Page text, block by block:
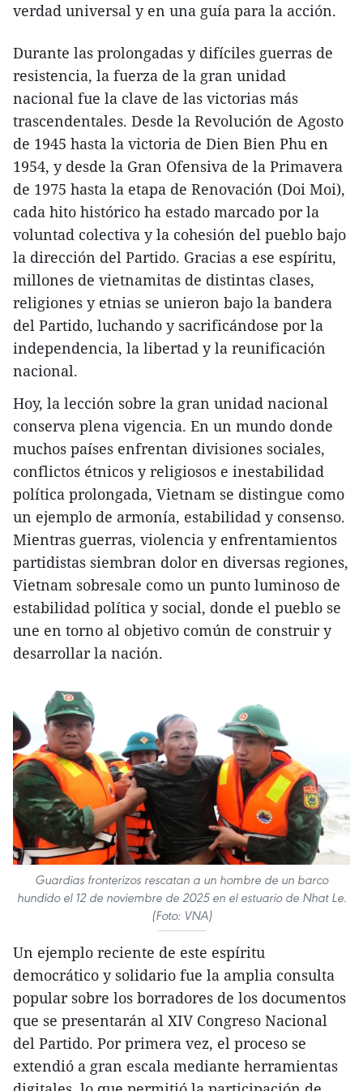
verdad universal y en una guía para la acción.
Durante las prolongadas y difíciles guerras de
resistencia, la fuerza de la gran unidad
nacional fue la clave de las victorias más
trascendentales. Desde la Revolución de Agosto
de 1945 hasta la victoria de Dien Bien Phu en
1954, y desde la Gran Ofensiva de la Primavera
de 1975 hasta la etapa de Renovación (Doi Moi),
cada hito histórico ha estado marcado por la
voluntad colectiva y la cohesión del pueblo bajo
la dirección del Partido. Gracias a ese espíritu,
millones de vietnamitas de distintas clases,
religiones y etnias se unieron bajo la bandera
del Partido, luchando y sacrificándose por la
independencia, la libertad y la reunificación
nacional.
Hoy, la lección sobre la gran unidad nacional
conserva plena vigencia. En un mundo donde
muchos países enfrentan divisiones sociales,
conflictos étnicos y religiosos e inestabilidad
política prolongada, Vietnam se distingue como
un ejemplo de armonía, estabilidad y consenso.
Mientras guerras, violencia y enfrentamientos
partidistas siembran dolor en diversas regiones,
Vietnam sobresale como un punto luminoso de
estabilidad política y social, donde el pueblo se
une en torno al objetivo común de construir y
desarrollar la nación.
Guardias fronterizos rescatan a un hombre de un barco
hundido el 12 de noviembre de 2025 en el estuario de Nhat Le.
(Foto: VNA)
Un ejemplo reciente de este espíritu
democrático y solidario fue la amplia consulta
popular sobre los borradores de los documentos
que se presentarán al XIV Congreso Nacional
del Partido. Por primera vez, el proceso se
extendió a gran escala mediante herramientas